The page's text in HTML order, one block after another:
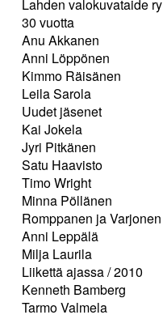
Lahden valokuvataide ry
30 vuotta
Anu Akkanen
Anni Löppönen
Kimmo Räisänen
Leila Sarola
Uudet jäsenet
Kai Jokela
Jyri Pitkänen
Satu Haavisto
Timo Wright
Minna Pöllänen
Romppanen ja Varjonen
Anni Leppälä
Milja Laurila
Liikettä ajassa / 2010
Kenneth Bamberg
Tarmo Valmela